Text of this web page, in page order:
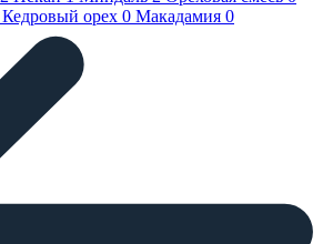
Кедровый орех 0 Макадамия 0